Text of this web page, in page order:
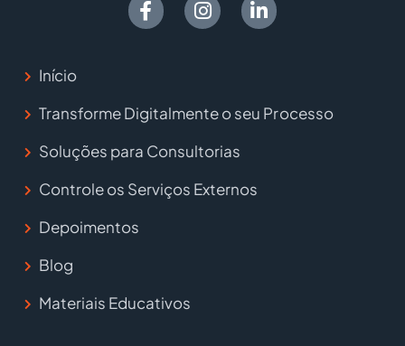
Início
Transforme Digitalmente o seu Processo
Soluções para Consultorias
Controle os Serviços Externos
Depoimentos
Blog
Materiais Educativos